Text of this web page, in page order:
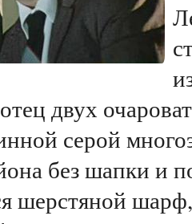
двух
серой
без шапки и
шерстяной